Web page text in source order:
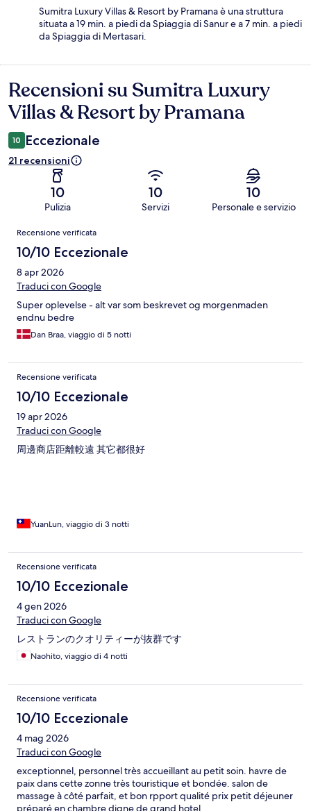
Sumitra Luxury Villas & Resort by Pramana è una struttura
situata a 19 min. a piedi da Spiaggia di Sanur e a 7 min. a piedi
da Spiaggia di Mertasari.
Recensioni
Recensioni su Sumitra Luxury
Villas & Resort by Pramana
10 Eccezionale
21 recensioni
10
Pulizia
10
Servizi
10
Personale e servizio
Recensioni
Recensione verificata
10/10 Eccezionale
8 apr 2026
Traduci con Google
Super oplevelse - alt var som beskrevet og morgenmaden
endnu bedre
Dan Braa, viaggio di 5 notti
Recensione verificata
10/10 Eccezionale
19 apr 2026
Traduci con Google
周邊商店距離較遠 其它都很好
YuanLun, viaggio di 3 notti
Recensione verificata
10/10 Eccezionale
4 gen 2026
Traduci con Google
レストランのクオリティーが抜群です
Naohito, viaggio di 4 notti
Recensione verificata
10/10 Eccezionale
4 mag 2026
Traduci con Google
exceptionnel, personnel très accueillant au petit soin. havre de
paix dans cette zonne très touristique et bondée. salon de
massage à côté parfait, et bon rpport qualité prix petit déjeuner
préparé en chambre digne de grand hotel